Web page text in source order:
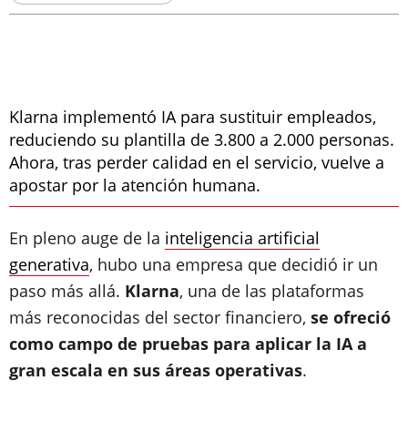
Klarna implementó IA para sustituir empleados,
reduciendo su plantilla de 3.800 a 2.000 personas.
Ahora, tras perder calidad en el servicio, vuelve a
apostar por la atención humana.
En pleno auge de la inteligencia artificial
generativa, hubo una empresa que decidió ir un
paso más allá. Klarna, una de las plataformas
más reconocidas del sector financiero, se ofreció
como campo de pruebas para aplicar la IA a
gran escala en sus áreas operativas.